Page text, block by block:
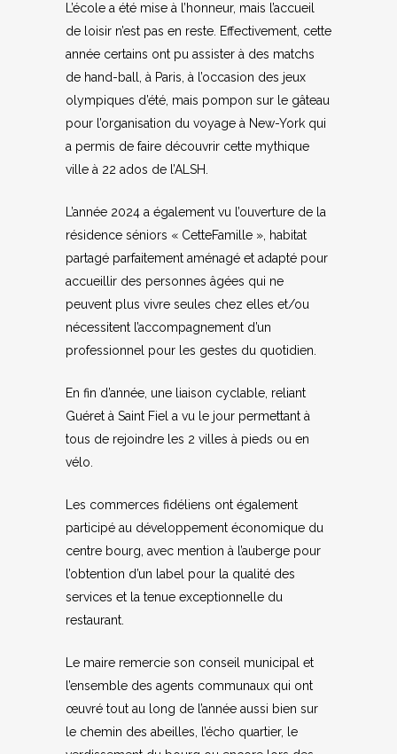
L’école a été mise à l’honneur, mais l’accueil
de loisir n’est pas en reste. Effectivement, cette
année certains ont pu assister à des matchs
de hand-ball, à Paris, à l’occasion des jeux
olympiques d’été, mais pompon sur le gâteau
pour l’organisation du voyage à New-York qui
a permis de faire découvrir cette mythique
ville à 22 ados de l’ALSH.
L’année 2024 a également vu l’ouverture de la
résidence séniors « CetteFamille », habitat
partagé parfaitement aménagé et adapté pour
accueillir des personnes âgées qui ne
peuvent plus vivre seules chez elles et/ou
nécessitent l’accompagnement d’un
professionnel pour les gestes du quotidien.
En fin d’année, une liaison cyclable, reliant
Guéret à Saint Fiel a vu le jour permettant à
tous de rejoindre les 2 villes à pieds ou en
vélo.
Les commerces fidéliens ont également
participé au développement économique du
centre bourg, avec mention à l’auberge pour
l’obtention d’un label pour la qualité des
services et la tenue exceptionnelle du
restaurant.
Le maire remercie son conseil municipal et
l’ensemble des agents communaux qui ont
œuvré tout au long de l’année aussi bien sur
le chemin des abeilles, l’écho quartier, le